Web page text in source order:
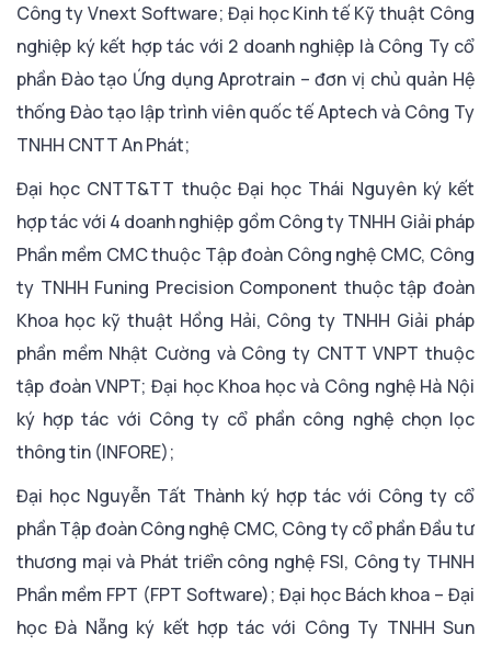
Công ty Vnext Software; Đại học Kinh tế Kỹ thuật Công
nghiệp ký kết hợp tác với 2 doanh nghiệp là Công Ty cổ
phần Đào tạo Ứng dụng Aprotrain – đơn vị chủ quản Hệ
thống Đào tạo lập trình viên quốc tế Aptech và Công Ty
TNHH CNTT An Phát;
Đại học CNTT&TT thuộc Đại học Thái Nguyên ký kết
hợp tác với 4 doanh nghiệp gồm Công ty TNHH Giải pháp
Phần mềm CMC thuộc Tập đoàn Công nghệ CMC, Công
ty TNHH Funing Precision Component thuộc tập đoàn
Khoa học kỹ thuật Hồng Hải, Công ty TNHH Giải pháp
phần mềm Nhật Cường và Công ty CNTT VNPT thuộc
tập đoàn VNPT; Đại học Khoa học và Công nghệ Hà Nội
ký hợp tác với Công ty cổ phần công nghệ chọn lọc
thông tin (INFORE);
Đại học Nguyễn Tất Thành ký hợp tác với Công ty cổ
phần Tập đoàn Công nghệ CMC, Công ty cổ phần Đầu tư
thương mại và Phát triển công nghệ FSI, Công ty THNH
Phần mềm FPT (FPT Software); Đại học Bách khoa – Đại
học Đà Nẵng ký kết hợp tác với Công Ty TNHH Sun